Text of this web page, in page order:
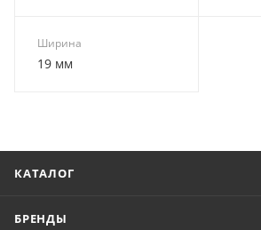
Ширина
19 мм
КАТАЛОГ
БРЕНДЫ